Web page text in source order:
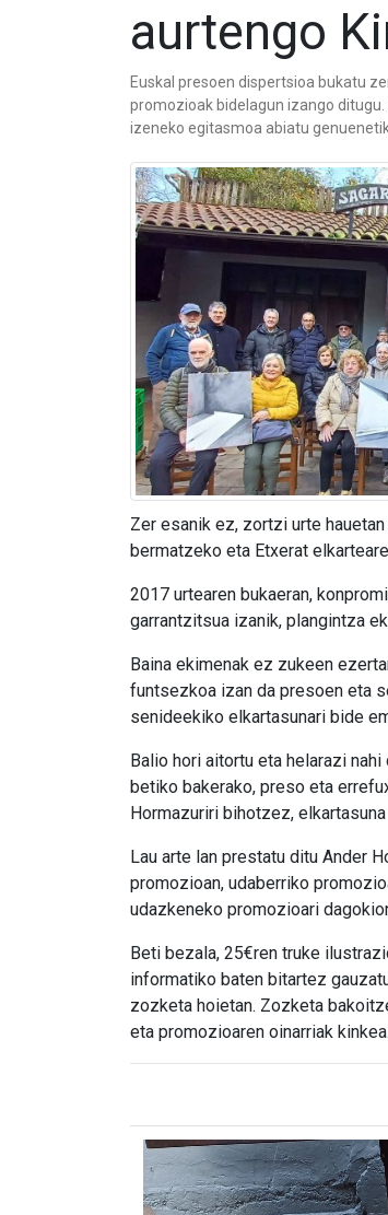
aurtengo
Euskal presoen dispertsioa bukatu
promozioak bidelagun izango
izeneko egitasmoa abiatu
Zer esanik ez, zortzi urte
bermatzeko eta Etxerat
2017 urtearen bukaeran,
garrantzitsua izanik, plangintza
Baina ekimenak ez zukeen
funtsezkoa izan da presoen eta
senideekiko elkartasunari bide
Balio hori aitortu eta helarazi
betiko bakerako, preso eta
Hormazuriri bihotzez,
Lau arte lan prestatu ditu Ander
promozioan, udaberriko
udazkeneko promozioari
Beti bezala, 25€ren truke
informatiko baten bitartez
zozketa hoietan. Zozketa
eta promozioaren oinarriak